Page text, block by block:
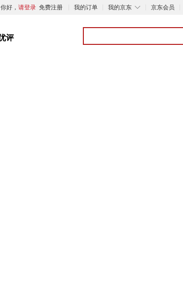
你好， 请登录 免费注册 我的订单 ◇
我的京东 京东会员